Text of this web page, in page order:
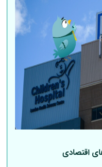
اقتصادی